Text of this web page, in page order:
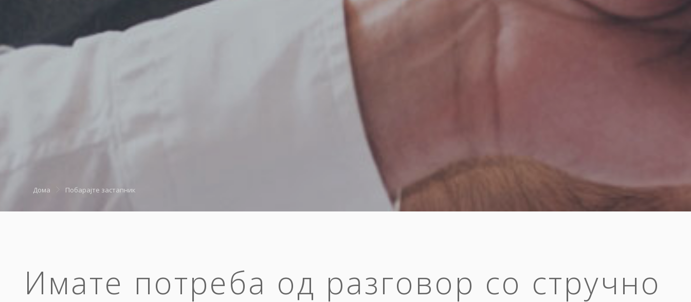
Дома Побарајте застапник
Имате потреба од разговор со стручно